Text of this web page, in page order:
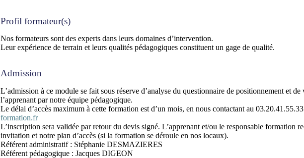
Profil formateur(s)
Nos formateurs sont des experts dans leurs domaines d’intervention.
Leur expérience de terrain et leurs qualités pédagogiques constituent un gage de qualité.
Admission
L’admission à ce module se fait sous réserve d’analyse du questionnaire de positionnement et
l’apprenant par notre équipe pédagogique.
Le délai d’accès maximum à cette formation est d’un mois, en nous contactant au
formation.fr
L’inscription sera validée par retour du devis signé. L’apprenant et/ou le responsable formation
invitation et notre plan d’accès (si la formation se déroule en nos locaux).
Référent administratif : Stéphanie DESMAZIERES
Référent pédagogique : Jacques DIGEON